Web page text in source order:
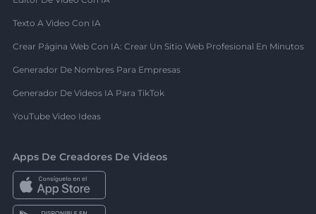
Texto A Video Con IA
Crear Página Web Con IA: Crear Un Sitio Web Profesional En Minutos
Generador De Nombres Para Empresas
Generador De Videos IA Para TikTok
YouTube Video Ideas
Apps De Creadores De Videos